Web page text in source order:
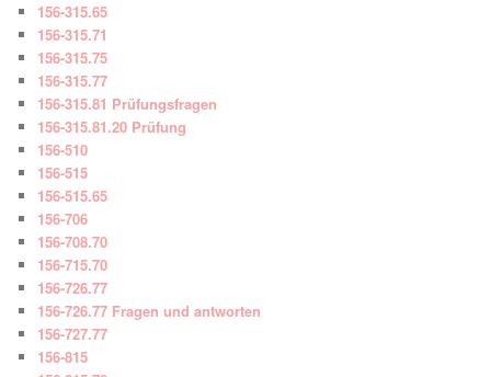
156-315.65
156-315.71
156-315.75
156-315.77
156-315.81 Prüfungsfragen
156-315.81.20 Prüfung
156-510
156-515
156-515.65
156-706
156-708.70
156-715.70
156-726.77
156-726.77 Fragen und antworten
156-727.77
156-815